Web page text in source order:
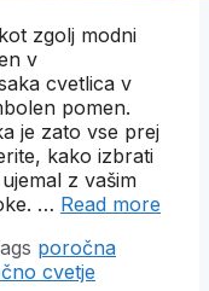
zgolj modni
v
cvetlica v
pomen.
je zato vse prej
kako izbrati
z vašim
… Read more
poročna
cvetje